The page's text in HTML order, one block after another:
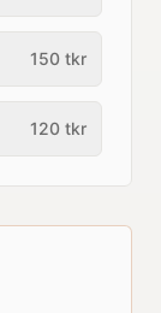
150 tkr
120 tkr